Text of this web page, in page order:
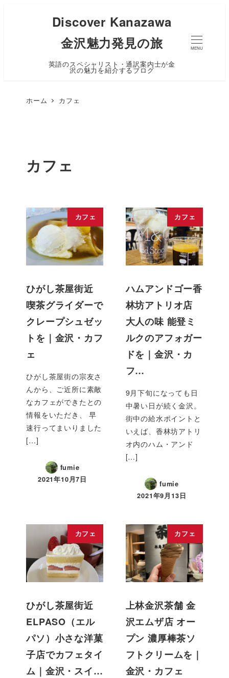
Discover Kanazawa
金沢魅力発見の旅
英語のスペシャリスト・通訳案内士が金
沢の魅力を紹介するブログ
MENU
ホーム カフェ
カフェ
カフェ
ひがし茶屋街近
喫茶グライダーで
クレープシュゼッ
トを｜金沢・カフ
ェ
ひがし茶屋街の宗友さ
んから、ご近所に素敵
なカフェができたとの
情報をいただき、 早
速行ってまいりました
[…]
fumie
2021年10月7日
カフェ
ハムアンドゴー香
林坊アトリオ店
大人の味 能登ミ
ルクのアフォガー
ドを｜金沢・カ
フ…
9月下旬になっても日
中暑い日が続く金沢。
街中の給水ポイントと
いえば、香林坊アトリ
オ内のハム・アンド
[…]
fumie
2021年9月13日
カフェ
ひがし茶屋街近
ELPASO（エル
パソ）小さな洋菓
子店でカフェタイ
ム｜金沢・スイ…
カフェ
上林金沢茶舗 金
沢エムザ店 オー
プン 濃厚棒茶ソ
フトクリームを｜
金沢・カフェ